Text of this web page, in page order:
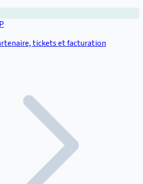
tickets et facturation